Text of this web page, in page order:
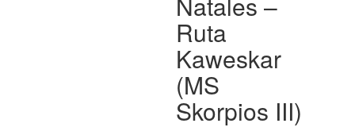
Ruta
Kaweskar
(MS
Skorpios III)